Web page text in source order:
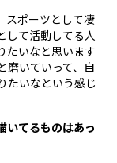
スポーツとして凄
して活動してる人
たいなと思います
磨いていって、自
たいなという感じ
いてるものはあっ